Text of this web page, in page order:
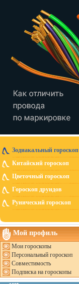
Зодиакальный гороскоп
Китайский гороскоп
Цветочный гороскоп
Гороскоп друидов
Рунический гороскоп
Мой профиль
Мои гороскопы
Персональный гороскоп
Совместимость
Подписка на гороскопы